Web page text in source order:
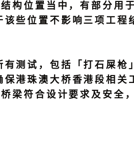
位置当中，有部分用于
些位置不影响三项工程
测试，包括「打石屎枪
港珠澳大桥香港段相关
梁符合设计要求及安全